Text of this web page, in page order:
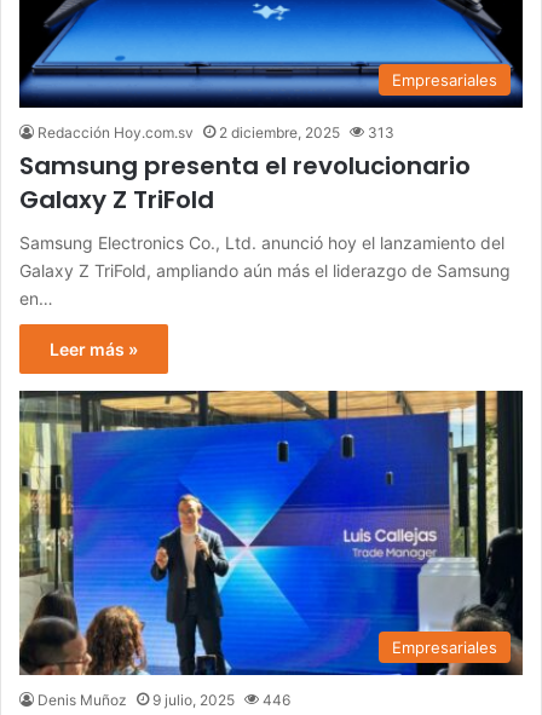
Empresariales
Redacción Hoy.com.sv 2 diciembre, 2025 313
Samsung presenta el revolucionario
Galaxy Z TriFold
Samsung Electronics Co., Ltd. anunció hoy el lanzamiento del
Galaxy Z TriFold, ampliando aún más el liderazgo de Samsung
en…
Leer más »
Empresariales
Denis Muñoz 9 julio, 2025 446